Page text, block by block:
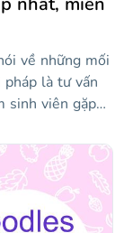
về những mối
là tư vấn
sinh viên gặp
động này
trình cho buổi
này. Bảng màu
như xanh lam,